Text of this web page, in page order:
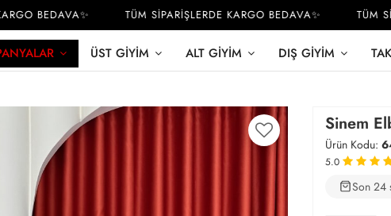
BEDAVA✨ TÜM SİPARİŞLERDE KARGO BEDAVA✨ TÜM
ÜST GIYIM ALT GIYIM DIŞ GIYIM
Sinem
Ürün Kodu:
5.0
Son 24